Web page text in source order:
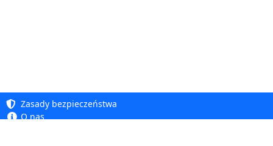
Zasady bezpieczeństwa
O nas